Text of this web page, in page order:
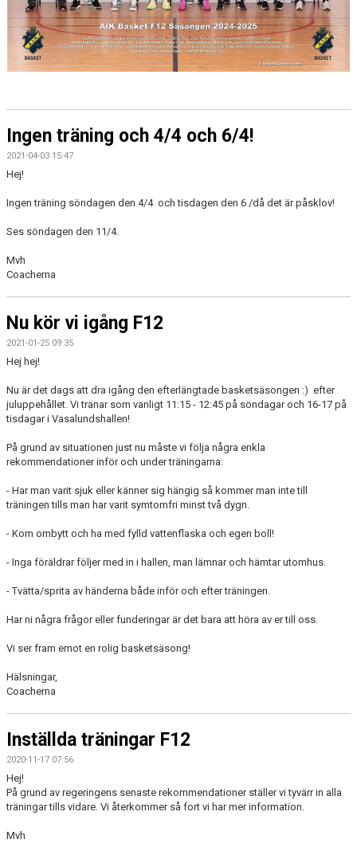
Ingen träning och 4/4 och 6/4!
2021-04-03 15:47
Hej!
Ingen träning söndagen den 4/4 och tisdagen den 6 /då det är påsklov!
Ses söndagen den 11/4.
Mvh
Coacherna
Nu kör vi igång F12
2021-01-25 09:35
Hej hej!
Nu är det dags att dra igång den efterlängtade basketsäsongen :) efter
juluppehållet. Vi tränar som vanligt 11:15 - 12:45 på söndagar och 16-17 på
tisdagar i Vasalundshallen!
På grund av situationen just nu måste vi följa några enkla
rekommendationer inför och under träningarna:
- Har man varit sjuk eller känner sig hängig så kommer man inte till
träningen tills man har varit symtomfri minst två dygn.
- Kom ombytt och ha med fylld vattenflaska och egen boll!
- Inga föräldrar följer med in i hallen, man lämnar och hämtar utomhus.
- Tvätta/sprita av händerna både inför och efter träningen.
Har ni några frågor eller funderingar är det bara att höra av er till oss.
Vi ser fram emot en rolig basketsäsong!
Hälsningar,
Coacherna
Inställda träningar F12
2020-11-17 07:56
Hej!
På grund av regeringens senaste rekommendationer ställer vi tyvärr in alla
träningar tills vidare. Vi återkommer så fort vi har mer information.
Mvh